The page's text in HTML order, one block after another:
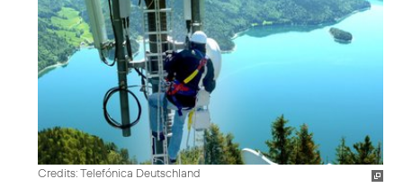
Credits: Telefónica Deutschland